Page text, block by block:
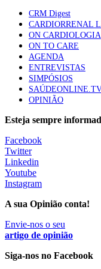
“É incompreensível
plataforma, quando isso
o médico.
Quase
86
Trodelvy
mama triplo
61
MAIS NOTÍCIAS
CRM Digest
CARDIORRENAL
ON CARDIOLOGIA
ON TO CARE
AGENDA
ENTREVISTAS
SIMPÓSIOS
OPINIÃO
Esteja sempre
Facebook
Twitter
Linkedin
Youtube
Instagram
A sua Opinião conta!
Envie-nos o seu
artigo de opinião
Siga-nos no Facebook